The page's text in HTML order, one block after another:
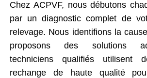
Chez ACPVF, nous débutons
par un diagnostic complet de
relevage. Nous identifions la
proposons des solutions
techniciens qualifiés utilisent
rechange de haute qualité